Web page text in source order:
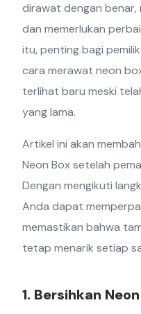
dirawat dengan
dan memerlukan
itu, penting bagi
cara merawat neon
terlihat baru meski
yang lama.
Artikel ini akan
Neon Box setelah
Dengan mengikuti
Anda dapat
memastikan bahwa
tetap menarik setiap
1. Bersihkan